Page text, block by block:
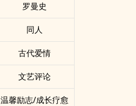
罗曼史
同人
古代爱情
文艺评论
温馨励志/成长疗愈